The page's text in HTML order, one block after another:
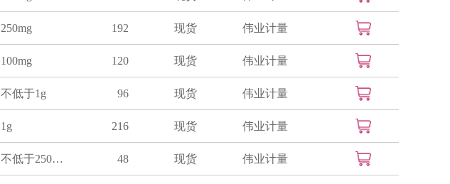
250mg 192 现货 伟业计量
100mg 120 现货 伟业计量
不低于1g 96 现货 伟业计量
1g 216 现货 伟业计量
不低于250mg 48 现货 伟业计量